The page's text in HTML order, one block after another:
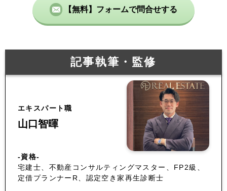
【無料】フォームで問合せする
記事執筆・監修
エキスパート職
山口智暉
-資格-
宅建士、不動産コンサルティングマスター、FP2級、
定借プランナーR、認定空き家再生診断士